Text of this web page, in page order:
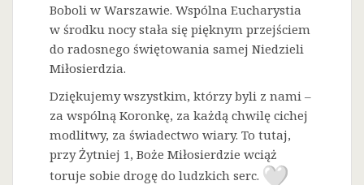
Boboli w Warszawie. Wspólna Eucharystia
w środku nocy stała się pięknym przejściem
do radosnego świętowania samej Niedzieli
Miłosierdzia.
Dziękujemy wszystkim, którzy byli z nami –
za wspólną Koronkę, za każdą chwilę cichej
modlitwy, za świadectwo wiary. To tutaj,
przy Żytniej 1, Boże Miłosierdzie wciąż
toruje sobie drogę do ludzkich serc.